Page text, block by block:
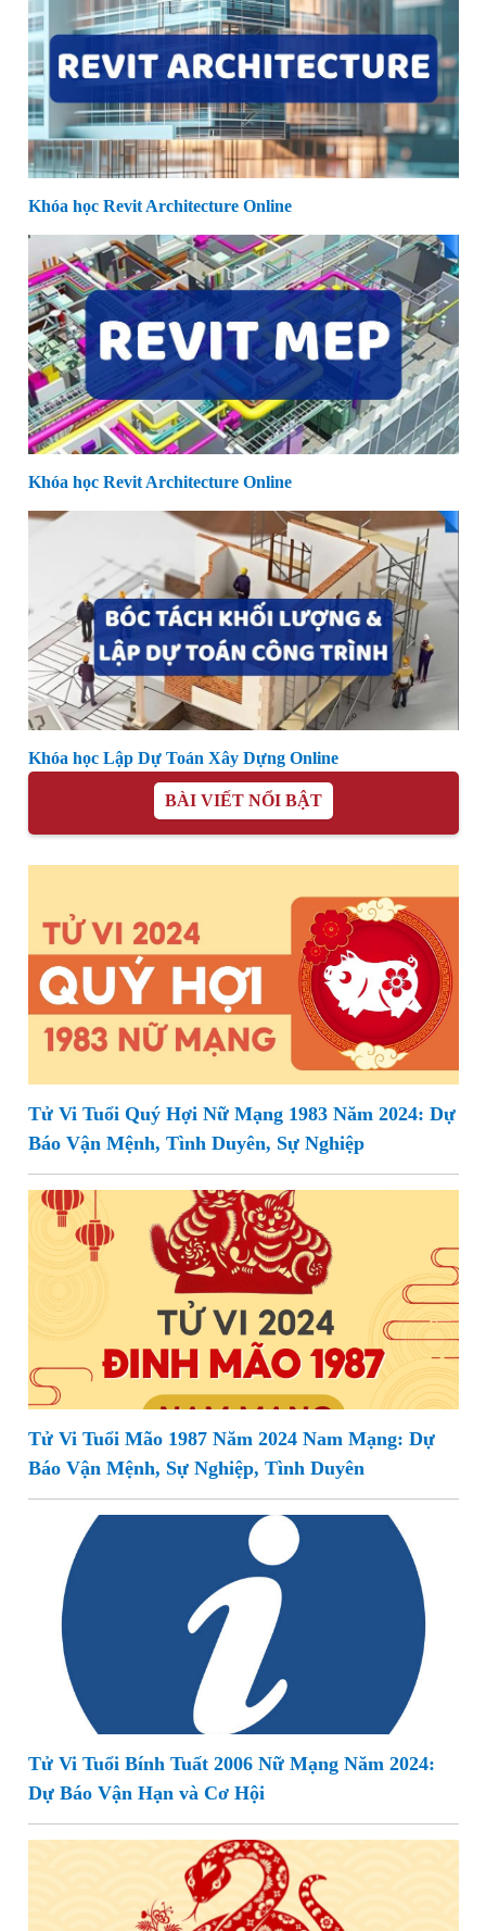
Khóa học Revit Architecture Online
Khóa học Revit Architecture Online
Khóa học Lập Dự Toán Xây Dựng Online
BÀI VIẾT NỔI BẬT
Tử Vi Tuổi Quý Hợi Nữ Mạng 1983 Năm 2024: Dự
Báo Vận Mệnh, Tình Duyên, Sự Nghiệp
Tử Vi Tuổi Mão 1987 Năm 2024 Nam Mạng: Dự
Báo Vận Mệnh, Sự Nghiệp, Tình Duyên
Tử Vi Tuổi Bính Tuất 2006 Nữ Mạng Năm 2024:
Dự Báo Vận Hạn và Cơ Hội